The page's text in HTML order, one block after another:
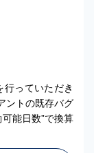
行っていただき
ントの既存バグ
能日数”で換算